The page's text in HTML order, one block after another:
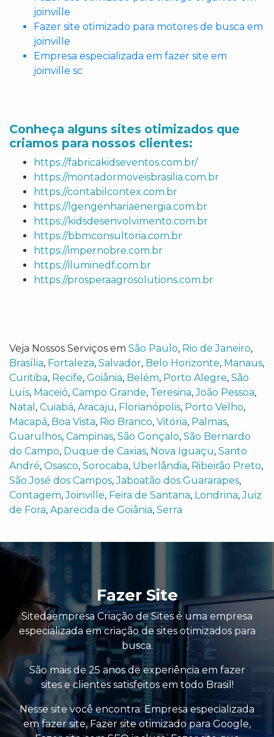
joinville
Fazer site otimizado para motores de busca em
joinville
Empresa especializada em fazer site em
joinville sc
Conheça alguns sites otimizados que
criamos para nossos clientes:
https://fabricakidseventos.com.br/
https://montadormoveisbrasilia.com.br
https://contabilcontex.com.br
https://lgengenhariaenergia.com.br
https://kidsdesenvolvimento.com.br
https://bbmconsultoria.com.br
https://impernobre.com.br
https://iluminedf.com.br
https://prosperaagrosolutions.com.br
Veja Nossos Serviços em São Paulo, Rio de Janeiro,
Brasília, Fortaleza, Salvador, Belo Horizonte, Manaus,
Curitiba, Recife, Goiânia, Belém, Porto Alegre, São
Luís, Maceió, Campo Grande, Teresina,João Pessoa,
Natal , Cuiabá, Aracaju, Florianópolis, Porto Velho,
Macapá, Boa Vista, Rio Branco, Vitória, Palmas,
Guarulhos, Campinas, São Gonçalo, São Bernardo
do Campo, Duque de Caxias, Nova Iguaçu, Santo
André, Osasco, Sorocaba, Uberlândia, Ribeirão Preto,
São José dos Campos,Jaboatão dos Guararapes,
Contagem,Joinville, Feira de Santana, Londrina,Juiz
de Fora, Aparecida de Goiânia, Serra
Fazer Site
Sitedaempresa Criação de Sites é uma empresa
especializada em criação de sites otimizados para
busca.
São mais de 25 anos de experiência em fazer
sites e clientes satisfeitos em todo Brasil!
Nesse site você encontra:Empresa especializada
em fazer site,Fazer site otimizado para Google,